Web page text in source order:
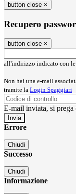
button close ×
Recupero
button close ×
all'indirizzo indicato con le
Non hai una e-mail
tramite la Login Spaggiari
E-mail inviata, si prega
Errore
Chiudi
Successo
Chiudi
Informazione